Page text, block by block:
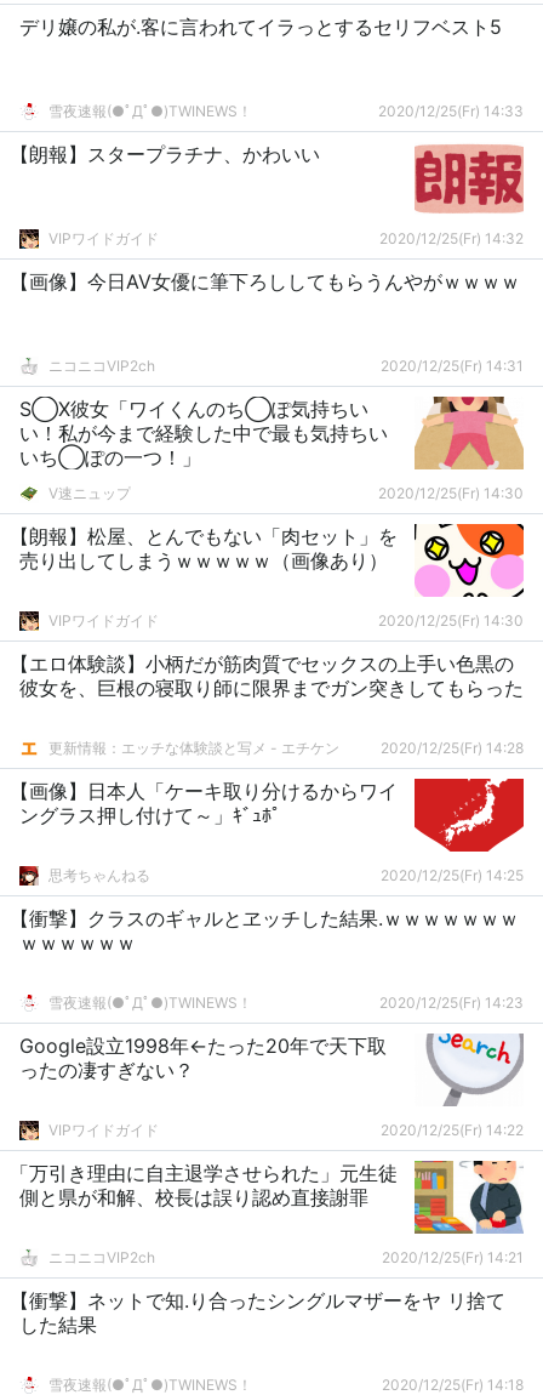
デリ嬢の私が.客に言われてイラっとするセリフベスト5
雪夜速報(●ﾟДﾟ●)TWINEWS！ 2020/12/25(Fr) 14:33
【朗報】スタープラチナ、かわいい
VIPワイドガイド 2020/12/25(Fr) 14:32
【画像】今日AV女優に筆下ろししてもらうんやがｗｗｗｗ
ニコニコVIP2ch 2020/12/25(Fr) 14:31
S◯X彼女「ワイくんのち◯ぽ気持ちい
い！私が今まで経験した中で最も気持ちい
いち◯ぽの一つ！」
V速ニュップ 2020/12/25(Fr) 14:30
【朗報】松屋、とんでもない「肉セット」を
売り出してしまうｗｗｗｗｗ（画像あり）
VIPワイドガイド 2020/12/25(Fr) 14:30
【エロ体験談】小柄だが筋肉質でセックスの上手い色黒の
彼女を、巨根の寝取り師に限界までガン突きしてもらった
更新情報：エッチな体験談と写メ - エチケン 2020/12/25(Fr) 14:28
【画像】日本人「ケーキ取り分けるからワイ
ングラス押し付けて～」ｷﾞｭﾎﾟ
思考ちゃんねる 2020/12/25(Fr) 14:25
【衝撃】クラスのギャルとヱッチした結果.ｗｗｗｗｗｗｗ
ｗｗｗｗｗｗ
雪夜速報(●ﾟДﾟ●)TWINEWS！ 2020/12/25(Fr) 14:23
Google設立1998年←たった20年で天下取
ったの凄すぎない？
VIPワイドガイド 2020/12/25(Fr) 14:22
「万引き理由に自主退学させられた」元生徒
側と県が和解、校長は誤り認め直接謝罪
ニコニコVIP2ch 2020/12/25(Fr) 14:21
【衝撃】ネットで知.り合ったシングルマザーをヤ リ捨て
した結果
雪夜速報(●ﾟДﾟ●)TWINEWS！ 2020/12/25(Fr) 14:18